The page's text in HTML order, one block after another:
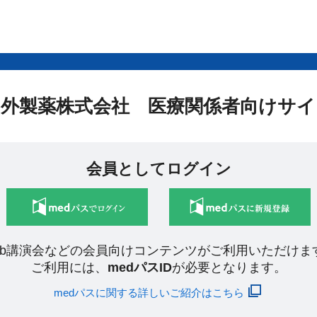
製薬株式会社 医療関係者向けサ
会員としてログイン
講演会などの会員向けコンテンツがご利用いただけま
ご利用には、 medパスIDが必要となります。
medパスに関する詳しいご紹介はこちら